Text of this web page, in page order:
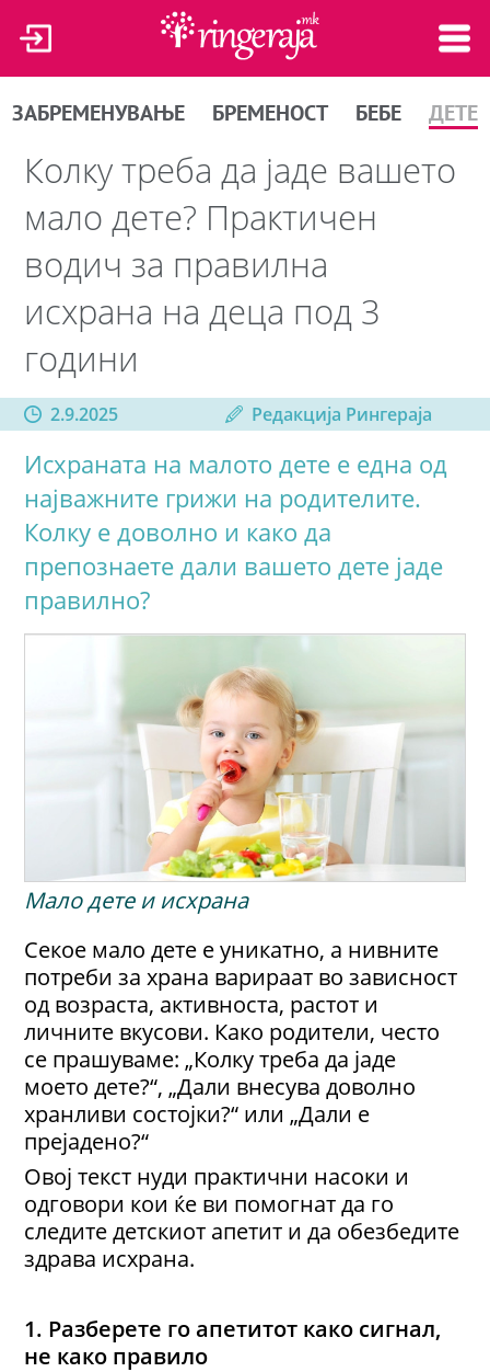
ЗАБРЕМЕНУВАЊЕ БРЕМЕНОСТ БЕБЕ ДЕТЕ
Колку треба да јаде вашето
мало дете? Практичен
водич за правилна
исхрана на деца под 3
години
2.9.2025 Редакција Рингераја
Исхраната на малото дете е една од
најважните грижи на родителите.
Колку е доволно и како да
препознаете дали вашето дете јаде
правилно?
Мало дете и исхрана
Секое мало дете е уникатно, а нивните
потреби за храна варираат во зависност
од возраста, активноста, растот и
личните вкусови. Како родители, често
се прашуваме: „Колку треба да јаде
моето дете?“, „Дали внесува доволно
хранливи состојки?“ или „Дали е
прејадено?“
Овој текст нуди практични насоки и
одговори кои ќе ви помогнат да го
следите детскиот апетит и да обезбедите
здрава исхрана.
1. Разберете го апетитот како сигнал,
не како правило